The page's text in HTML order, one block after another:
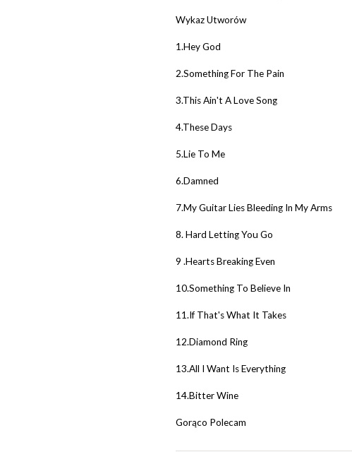
Wykaz Utworów
1.Hey God
2.Something For The Pain
3.This Ain't A Love Song
4.These Days
5.Lie To Me
6.Damned
7.My Guitar Lies Bleeding In My Arms
8. Hard Letting You Go
9 .Hearts Breaking Even
10.Something To Believe In
11.If That's What It Takes
12.Diamond Ring
13.All I Want Is Everything
14.Bitter Wine
Gorąco Polecam